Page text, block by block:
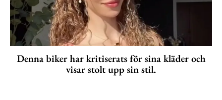
Denna biker har kritiserats för sina kläder och
visar stolt upp sin stil.